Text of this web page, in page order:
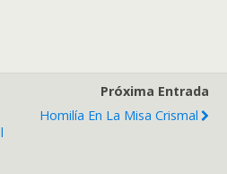
Próxima Entrada
Homilía En La Misa Crismal